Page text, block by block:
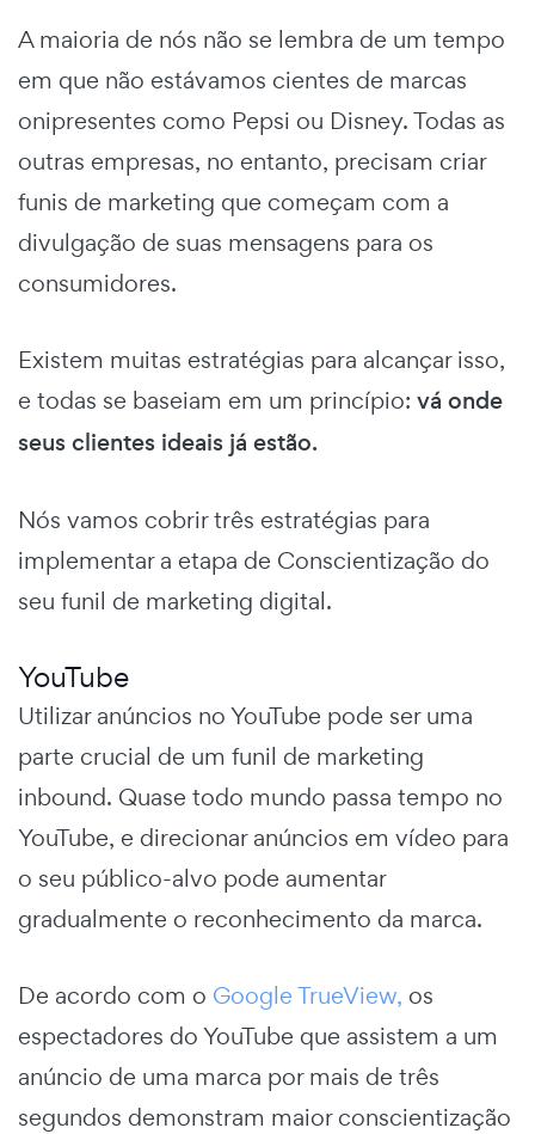
A maioria de nós não se lembra de um tempo
em que não estávamos cientes de marcas
onipresentes como Pepsi ou Disney. Todas as
outras empresas, no entanto, precisam criar
funis de marketing que começam com a
divulgação de suas mensagens para os
consumidores.
Existem muitas estratégias para alcançar isso,
e todas se baseiam em um princípio: vá onde
seus clientes ideais já estão.
Nós vamos cobrirtrês estratégias para
implementar a etapa de Conscientização do
seu funil de marketing digital.
YouTube
Utilizar anúncios no YouTube pode ser uma
parte crucial de um funil de marketing
inbound. Quase todo mundo passa tempo no
YouTube, e direcionar anúncios em vídeo para
o seu público-alvo pode aumentar
gradualmente o reconhecimento da marca.
De acordo com o Google TrueView, os
espectadores do YouTube que assistem a um
anúncio de uma marca por mais de três
segundos demonstram maior conscientização